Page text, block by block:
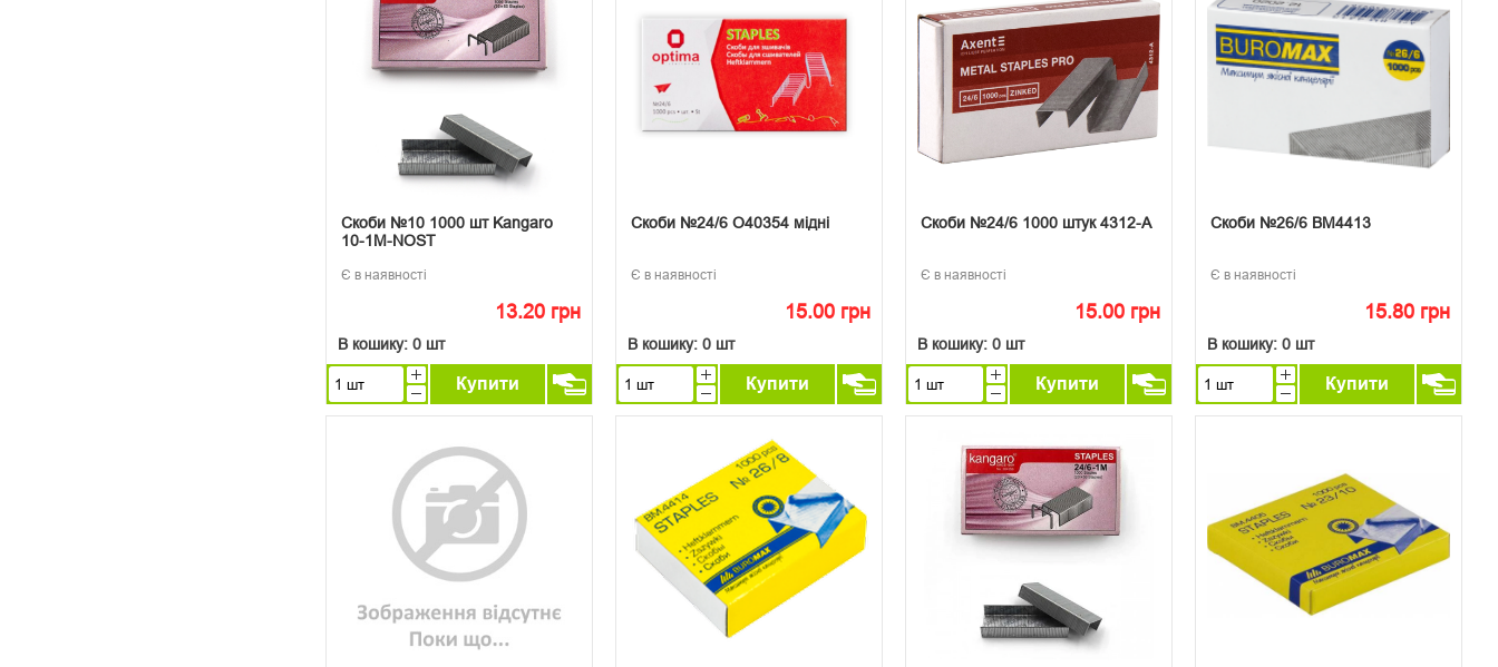
Скоби №10 1000 шт Kangaro
10-1M-NOST
Є в наявності
13.20 грн
В кошику: 0 шт
Купити
Скоби №24/6 О40354 мідні
Є в наявності
15.00 грн
В кошику: 0 шт
Купити
Скоби №24/6 1000 штук 4312-А
Є в наявності
15.00 грн
В кошику: 0 шт
Купити
Скоби №26/6 ВМ4413
Є в наявності
15.80 грн
В кошику: 0 шт
Купити